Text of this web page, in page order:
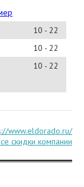
10 - 22
10 - 22
10 - 22
www.eldorado.ru/
скидки компании